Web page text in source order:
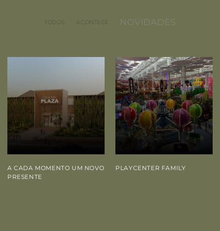
TODOS ACONTECE NOVIDADES
A CADA MOMENTO UM NOVO
PRESENTE
PLAYCENTER FAMILY